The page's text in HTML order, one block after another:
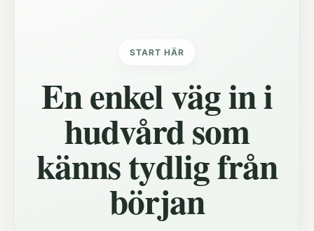
START HÄR
En enkel väg in i
hudvård som
känns tydlig från
början